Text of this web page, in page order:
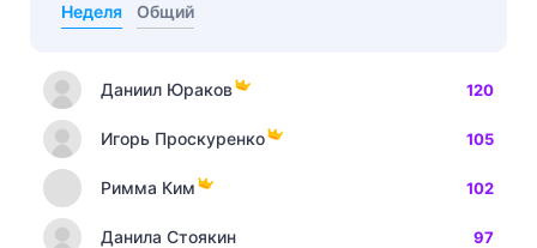
Неделя Общий
Даниил Юраков 120
Игорь Проскуренко 105
Римма Ким 102
Данила Стоякин 97